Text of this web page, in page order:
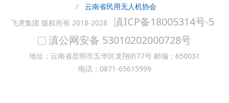
云南省民用无人机协会
飞虎集团 版权所有 2018-2028
滇ICP备18005314号-5
滇公网安备 53010202000728号
地址：云南省昆明市五华区龙翔街77号 邮编：650031
电话：0871-65615999